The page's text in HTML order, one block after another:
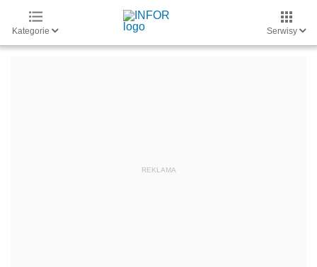
Kategorie Serwisy